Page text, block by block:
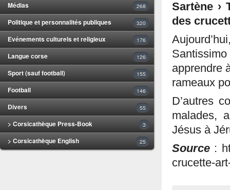
Médias 268
Politique et personnalités publiques 320
Evénements culturels et religieux 176
Langue corse 126
Sport (sauf football) 155
Football 146
Divers 55
> Corsicathèque Press-Book 3
> Corsicathèque English 25
Sartène ›
des
apprendre
rameaux
D’autres
malades,
Jésus à
Source :
crucette-